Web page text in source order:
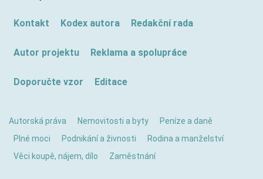
Kontakt Kodex autora Redakční rada
Autor projektu Reklama a spolupráce
Doporučte vzor Editace
Autorská práva Nemovitosti a byty
Peníze a daně
Plné moci
Podnikání a živnosti
Rodina a manželství
Věci koupě, nájem, dílo
Zaměstnání